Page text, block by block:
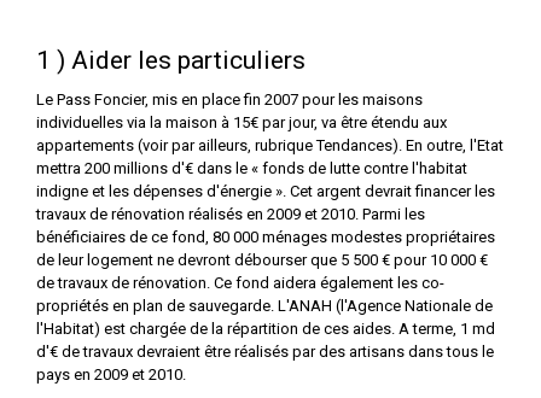
1 ) Aider les particuliers
Le Pass Foncier, mis en place fin 2007 pour les maisons
individuelles via la maison à 15€ par jour, va être étendu aux
appartements (voir par ailleurs, rubrique Tendances). En outre, l'Etat
mettra 200 millions d'€ dans le « fonds de lutte contre l'habitat
indigne et les dépenses d'énergie ». Cet argent devrait financer les
travaux de rénovation réalisés en 2009 et 2010. Parmi les
bénéficiaires de ce fond, 80 000 ménages modestes propriétaires
de leur logement ne devront débourser que 5 500 € pour 10 000 €
de travaux de rénovation. Ce fond aidera également les co-
propriétés en plan de sauvegarde. L'ANAH (l'Agence Nationale de
l'Habitat) est chargée de la répartition de ces aides. A terme, 1 md
d'€ de travaux devraient être réalisés par des artisans dans tous le
pays en 2009 et 2010.